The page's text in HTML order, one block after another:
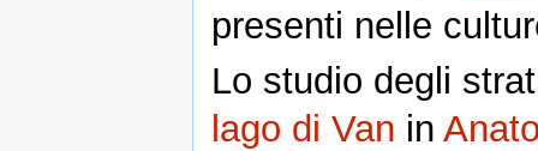
presenti nelle
Lo studio degli
lago di Van in